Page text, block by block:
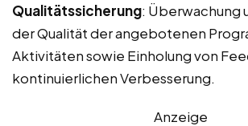
Qualitätssicherung: Überwachung
der Qualität der angebotenen
Aktivitäten sowie Einholung von
kontinuierlichen Verbesserung.
Anzeige